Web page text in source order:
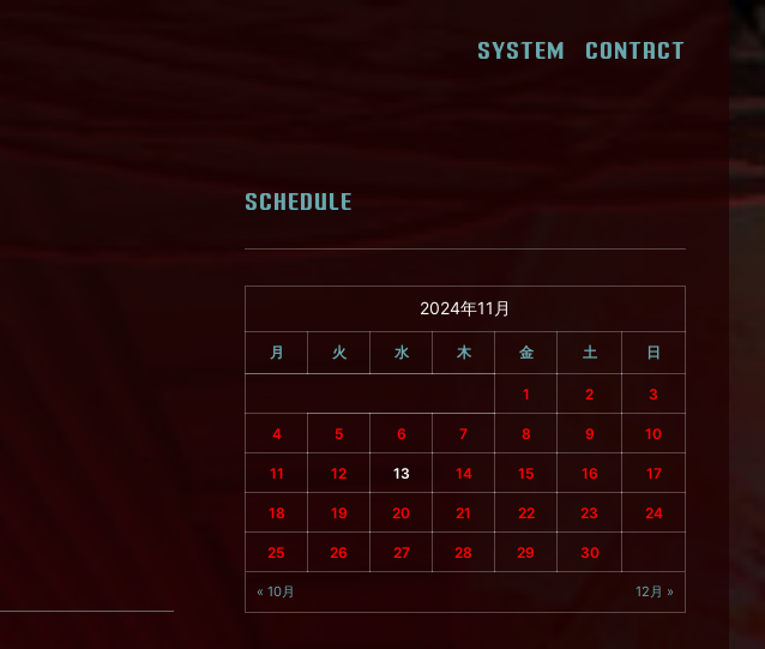
SYSTEM CONTACT
SCHEDULE
2024年11月
月 火 水 木 金 土 日
1 2 3
4 5 6 7 8 9 10
11 12 13 14 15 16 17
18 19 20 21 22 23 24
25 26 27 28 29 30
« 10月 12月 »